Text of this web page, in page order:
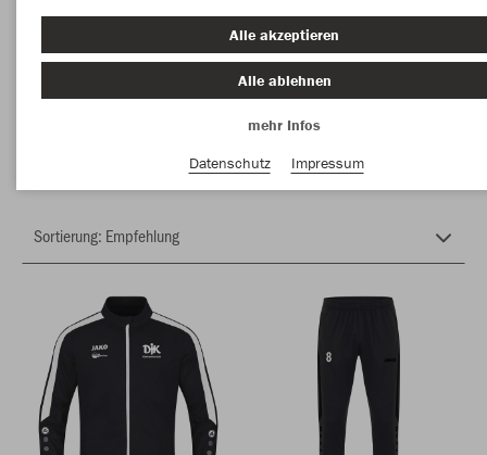
Willkommen im Webshop der DJK
Kleinenbroich
Farbe
Alle akzeptieren
Alle ablehnen
mehr Infos
Datenschutz
Impressum